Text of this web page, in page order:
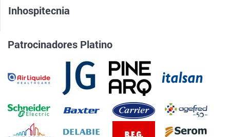
Inhospitecnia
Patrocinadores Platino